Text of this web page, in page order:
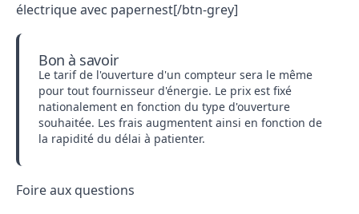
électrique avec papernest[/btn-grey]
Bon à savoir
Le tarif de l'ouverture d'un compteur sera le même
pour tout fournisseur d'énergie. Le prix est fixé
nationalement en fonction du type d'ouverture
souhaitée. Les frais augmentent ainsi en fonction de
la rapidité du délai à patienter.
Foire aux questions